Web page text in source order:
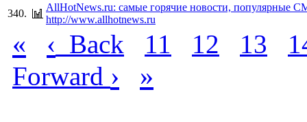
340.
AllHotNews.ru: cамые горячие новости, популярные
http://www.allhotnews.ru
« ‹ Back 11 12 13
Forward › »